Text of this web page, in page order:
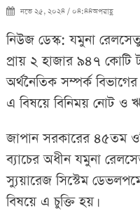
নভে ২৫, ২০২৪ / ০৪:৪৪অপরাহ্ণ
নিউজ ডেস্ক: যমুনা রেলসেতু
প্রায় ২ হাজার ৯৪৭ কোটি
অর্থনৈতিক সম্পর্ক
এ বিষয়ে বিনিময় নোট ও
জাপান সরকারের ৪৫তম
ব্যাচের অধীন যমুনা
স্যুয়ারেজ সিস্টেম
বিষয়ে এ চুক্তি হয়।